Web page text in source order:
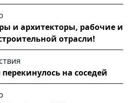
и архитекторы, рабочие и
отрасли!
на соседей